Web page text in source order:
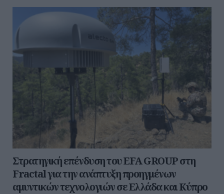
Στρατηγική επένδυση του EFA GROUP στη
Fractal για την ανάπτυξη προηγμένων
αμυντικών τεχνολογιών σε Ελλάδα και Κύπρο